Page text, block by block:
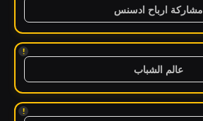
مشاركة ارباح ادسنس
!
عالم الشباب
!